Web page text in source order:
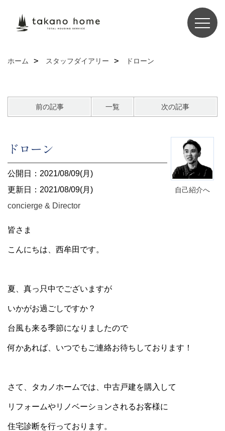
ホーム スタッフダイアリー ドローン
前の記事 一覧 次の記事
自己紹介へ
ドローン
公開日：2021/08/09(月)
更新日：2021/08/09(月)
concierge & Director
皆さま
こんにちは、西牟田です。
夏、真っ只中でございますが
いかがお過ごしですか？
台風も来る季節になりましたので
何かあれば、いつでもご連絡お待ちしております！
さて、タカノホームでは、中古戸建を購入して
リフォームやリノベーションされるお客様に
住宅診断を行っております。